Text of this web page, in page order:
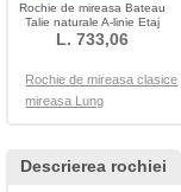
Rochie de mireasa Bateau
Talie naturale A-linie Etaj
lungime
L. 733,06
Rochie de mireasa clasice
mireasa Lung
Descrierea rochiei